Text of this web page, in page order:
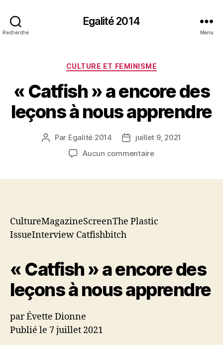
Recherche
Egalité 2014
Menu
Catégories
CULTURE ET FEMINISME
« Catfish » a encore des
leçons à nous apprendre
Auteur
Par Egalité 2014
Datejuillet 9, 2021
Aucun commentairesur
à
CultureMagazineScreenThe Plastic
IssueInterview Catfishbitch
« Catfish » a encore des
leçons à nous apprendre
par Évette Dionne
Publié le 7 juillet 2021